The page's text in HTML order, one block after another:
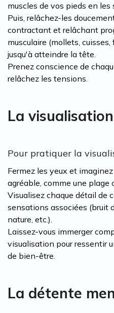
muscles de vos pieds en les
Puis, relâchez-les
contractant et relâchant
musculaire (mollets,
jusqu'à atteindre la tête.
Prenez conscience de
relâchez les tensions.
La
Pour pratiquer la
Fermez les yeux et
agréable, comme une plage
Visualisez chaque détail de
sensations associées (bruit
nature, etc.).
Laissez-vous immerger
visualisation pour ressentir
de bien-être.
La détente